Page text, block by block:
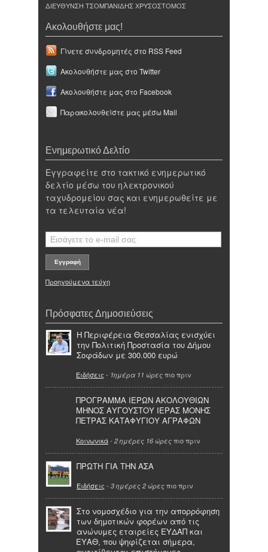
ΔΙΕΥΘΥΝΣΗ ΤΣΟΜΠΑΝΙΔΗΣ ΧΡΥΣΟΣΤΟΜΟΣ
Ακολουθήστε μας!
Γίνετε συνδρομητές στο RSS Feed
Ακολουθήστε μας στο Twitter
Ακολουθήστε μας στο Facebook
Παρακολουθείστε μας μέσω Mail
Ενημερωτικό Δελτίο
Εγγραφείτε στο τακτικό ενημερωτικό
δελτίο μέσω του ηλεκτρονικού
ταχυδρομείου σας και ενημερωθείτε με
τα τελευταία νέα!
Προηγούμενα τεύχη
Πρόσφατες Δημοσιεύσεις
Η Περιφέρεια Θεσσαλίας ενισχύει
την Πολιτική Προστασία του Δήμου
Σοφάδων με 300.000 ευρώ
Ειδήσεις - 1ημέρα 11 ώρες πιο πριν
ΠΡΟΓΡΑΜΜΑ ΙΕΡΩΝ ΑΚΟΛΟΥΘΙΩΝ
ΜΗΝΟΣ ΑΥΓΟΥΣΤΟΥ ΙΕΡΑΣ ΜΟΝΗΣ
ΠΕΤΡΑΣ ΚΑΤΑΦΥΓΙΟΥ ΑΓΡΑΦΩΝ
Κοινωνικά- 2 ημέρες 16 ώρες πιο πριν
ΠΡΩΤΗ ΓΙΑ ΤΗΝ ΑΣΑ
Ειδήσεις - 3 ημέρες 2 ώρες πιο πριν
Στο νομοσχέδιο για την απορρόφηση
των δημοτικών φορέων από τις
ανώνυμες εταιρείες ΕΥΔΑΠ και
ΕΥΑΘ, που ψηφίζεται σήμερα,